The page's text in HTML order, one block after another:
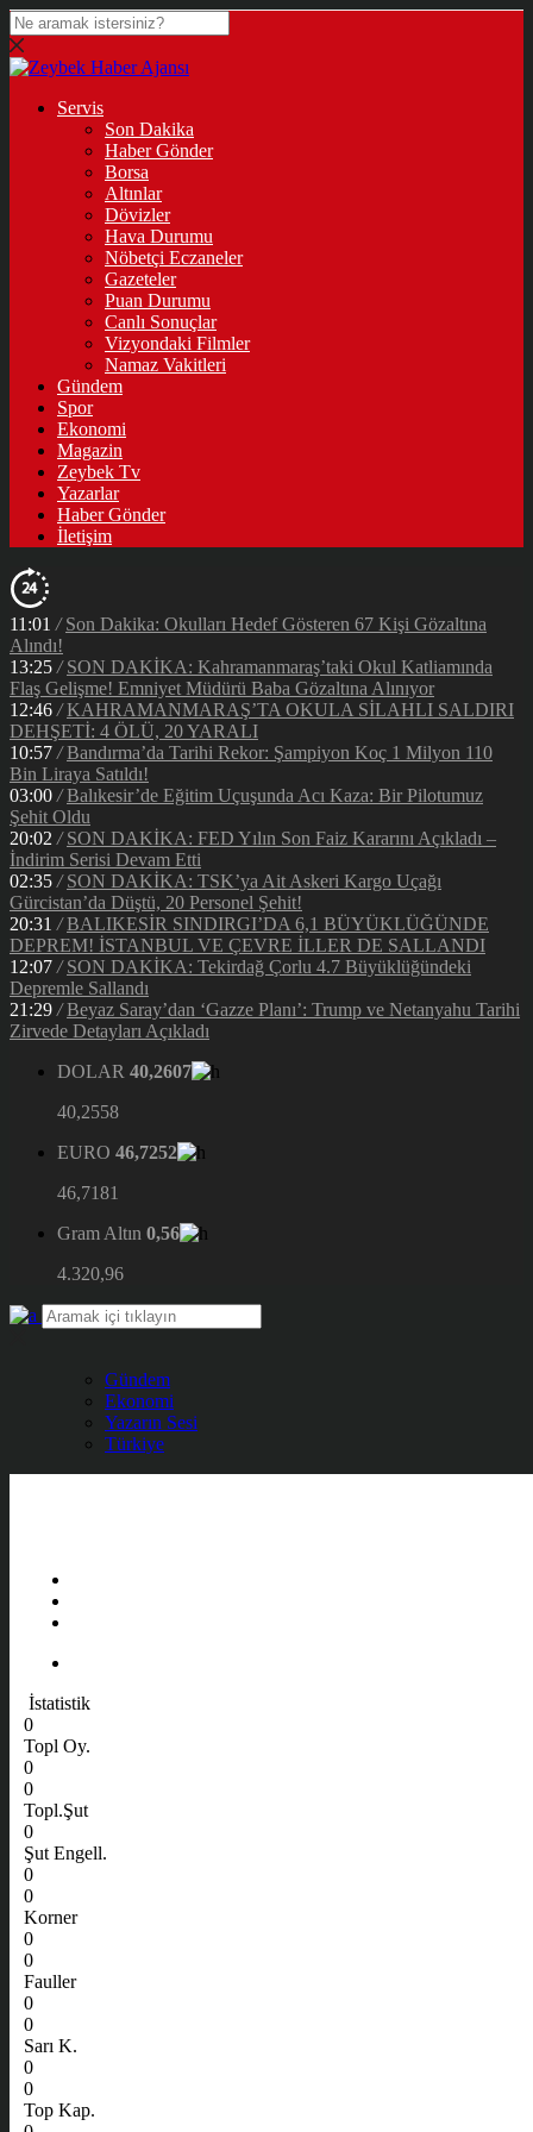
Servis
Son Dakika
Haber Gönder
Borsa
Altınlar
Dövizler
Hava Durumu
Nöbetçi Eczaneler
Gazeteler
Puan Durumu
Canlı Sonuçlar
Vizyondaki Filmler
Namaz Vakitleri
Gündem
Spor
Ekonomi
Magazin
Zeybek Tv
Yazarlar
Haber Gönder
İletişim
11:01 / Son Dakika: Okulları Hedef Gösteren 67 Kişi Gözaltına
Alındı!
13:25 / SON DAKİKA: Kahramanmaraş’taki Okul Katliamında
Flaş Gelişme! Emniyet Müdürü Baba Gözaltına Alınıyor
12:46 / KAHRAMANMARAŞ’TA OKULA SİLAHLI SALDIRI
DEHŞETİ: 4 ÖLÜ, 20 YARALI
10:57 / Bandırma’da Tarihi Rekor: Şampiyon Koç 1 Milyon 110
Bin Liraya Satıldı!
03:00 / Balıkesir’de Eğitim Uçuşunda Acı Kaza: Bir Pilotumuz
Şehit Oldu
20:02 / SON DAKİKA: FED Yılın Son Faiz Kararını Açıkladı –
İndirim Serisi Devam Etti
02:35 / SON DAKİKA: TSK’ya Ait Askeri Kargo Uçağı
Gürcistan’da Düştü, 20 Personel Şehit!
20:31 / BALIKESİR SINDIRGI’DA 6,1 BÜYÜKLÜĞÜNDE
DEPREM! İSTANBUL VE ÇEVRE İLLER DE SALLANDI
12:07 / SON DAKİKA: Tekirdağ Çorlu 4.7 Büyüklüğündeki
Depremle Sallandı
21:29 / Beyaz Saray’dan ‘Gazze Planı’: Trump ve Netanyahu Tarihi
Zirvede Detayları Açıkladı
DOLAR 40,2607
40,2558
EURO 46,7252
46,7181
Gram Altın 0,56
4.320,96
Gündem
Ekonomi
Yazarın Sesi
Türkiye
İstatistik
0
Topl Oy.
0
0
Topl.Şut
0
Şut Engell.
0
0
Korner
0
0
Fauller
0
0
Sarı K.
0
0
Top Kap.